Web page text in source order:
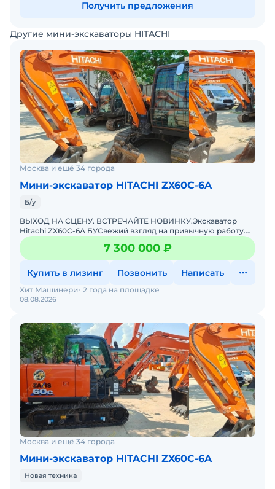
Получить предложения
Другие мини-экскаваторы HITACHI
Москва и ещё 34 города
Мини-экскаватор HITACHI ZX60C-6A
Б/у
ВЫХОД НА СЦЕНУ. ВСТРЕЧАЙТЕ НОВИНКУ.Экскаватор
Hitachi ZX60С-6А БУСвежий взгляд на привычную работу.
Компактный, маневренный, зубастый.Забудьте всё, что
знали пр
7 300 000 ₽
Купить в лизинг Позвонить Написать
08.08.2026
Хит Машинери 2 года на площадке
Москва и ещё 34 города
Мини-экскаватор HITACHI ZX60C-6A
Новая техника